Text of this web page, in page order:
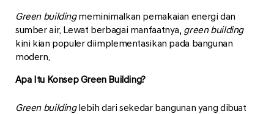
Green buildingmeminimalkan pemakaian energi dan
sumber air. Lewat berbagai manfaatnya, green building
kini kian populer diimplementasikan pada bangunan
modern.
Apa Itu Konsep Green Building?
Green buildinglebih dari sekedar bangunan yang dibuat